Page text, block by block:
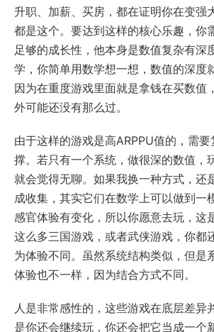
升职、加薪、买房，都在证明你在变强
都是这个。要达到这样的核心乐趣，你
足够的成长性，他本身是数值复杂有深
学，你简单用数学想一想，数值的深度
因为在重度游戏里面就是拿钱在买数值
外可能还没有那么过。
由于这样的游戏是高ARPPU值的，需
撑。若只有一个系统，做很深的数值，
就会觉得无聊。如果我换一种方式，还
成收集，其实它们在数学上可以做到一
感官体验有变化，所以你愿意去玩，这
这么多三国游戏，或者武侠游戏，你都
为体验不同。虽然系统结构类似，但是
体验也不一样，因为结合方式不同。
人是非常感性的，这些游戏在底层差异
是你还会继续玩，你还会把它当成一个